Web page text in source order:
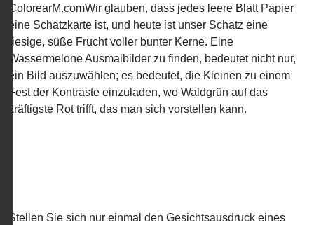
ColorearM.comWir glauben, dass jedes leere Blatt Papier
eine Schatzkarte ist, und heute ist unser Schatz eine
riesige, süße Frucht voller bunter Kerne. Eine
Wassermelone Ausmalbilder zu finden, bedeutet nicht nur,
ein Bild auszuwählen; es bedeutet, die Kleinen zu einem
Fest der Kontraste einzuladen, wo Waldgrün auf das
kräftigste Rot trifft, das man sich vorstellen kann.
Stellen Sie sich nur einmal den Gesichtsausdruck eines